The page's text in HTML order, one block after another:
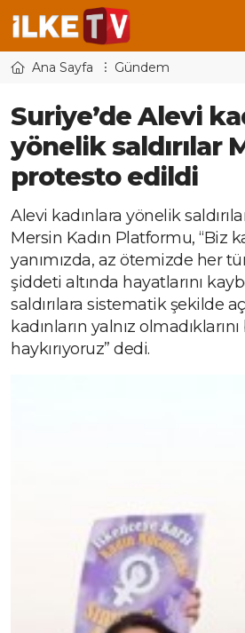
Ana Sayfa Gündem
Suriye’de Alevi
yönelik saldırılar
protesto edildi
Alevi kadınlara yönelik
Mersin Kadın Platformu, “Biz
yanımızda, az ötemizde her
şiddeti altında hayatlarını
saldırılara sistematik şekilde
kadınların yalnız
haykırıyoruz” dedi.